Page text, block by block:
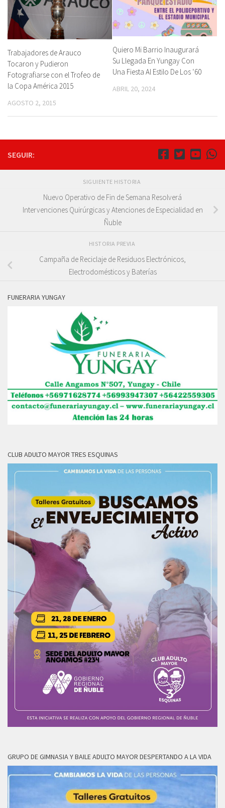
Trabajadores de Arauco
Tocaron y Pudieron
Fotografiarse con el Trofeo de
la Copa América 2015
AGOSTO 2, 2015
Quiero Mi Barrio Inaugurará
Su Llegada En Yungay Con
Una Fiesta Al Estilo De Los ‘60
ABRIL 20, 2024
SEGUIR:
SIGUIENTE HISTORIA
Nuevo Operativo de Fin de Semana Resolverá
Intervenciones Quirúrgicas y Atenciones de Especialidad en
Ñuble
HISTORIA PREVIA
Campaña de Reciclaje de Residuos Electrónicos,
Electrodomésticos y Baterías
FUNERARIA YUNGAY
CLUB ADULTO MAYOR TRES ESQUINAS
GRUPO DE GIMNASIA Y BAILE ADULTO MAYOR DESPERTANDO A LA VIDA